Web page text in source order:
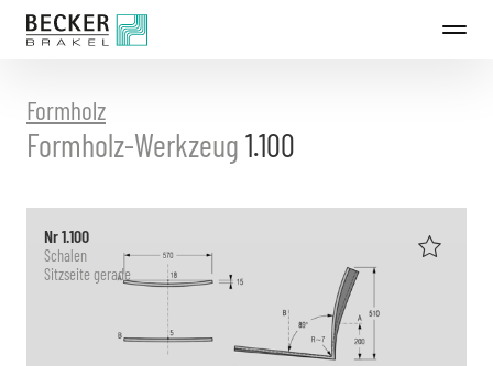
Direkt
Formholz
Formholz-Werkzeug 1.100
Nr 1.100
Schalen
Sitzseite gerade